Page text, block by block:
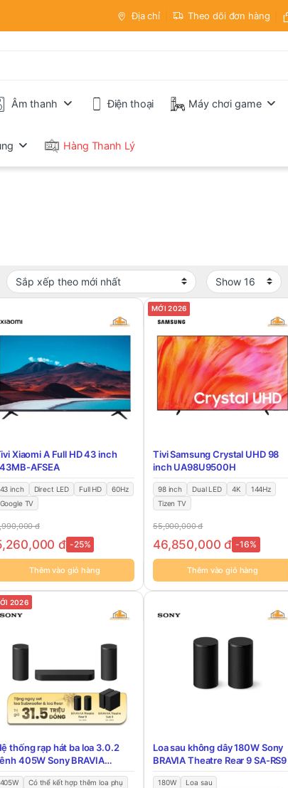
Địa chỉ Theo dõi đơn hàng
Âm thanh Điện thoại Máy chơi game
Hàng Thanh Lý
Xiaomi A Full HD 43 inch
AFSEA
43 inch Direct LED Full HD
60Hz
Google TV
đ
đ -25%
Thêm vào giỏ hàng
MỚI 2026
Tivi Samsung Crystal UHD 98
inch UA98U9500H
98 inch Dual LED 4K
144Hz
Tizen TV
55,900,000đ
46,850,000đ -16%
Thêm vào giỏ hàng
2026
thống rạp hát ba loa 3.0.2
405W Sony BRAVIA
Trio HT-A8
405W
Có thể kết hợp thêm loa phụ
Loa sau không dây 180W Sony
BRAVIA Theatre Rear 9 SA-RS9
180W
Loa sau